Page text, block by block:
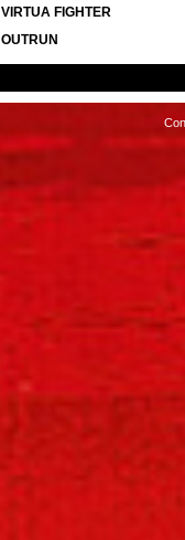
VIRTUA FIGHTER
OUTRUN
INTERNATIONAL 3D TENNIS
AFTER BURNER CLIMAX
AFTER BURNER
CRASH BANDICOOT 3 -